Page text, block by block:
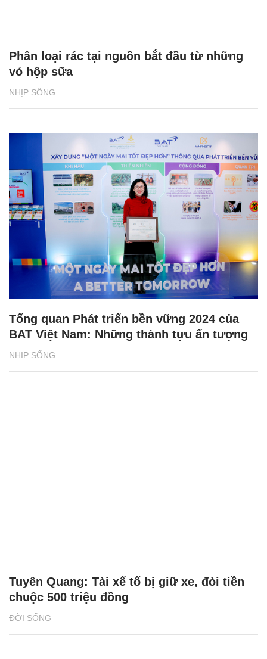
NHỊP SỐNG
Phân loại rác tại nguồn bắt đầu từ những
vỏ hộp sữa
NHỊP SỐNG
Tổng quan Phát triển bền vững 2024 của
BAT Việt Nam: Những thành tựu ấn tượng
ĐỜI SỐNG
Tuyên Quang: Tài xế tố bị giữ xe, đòi tiền
chuộc 500 triệu đồng